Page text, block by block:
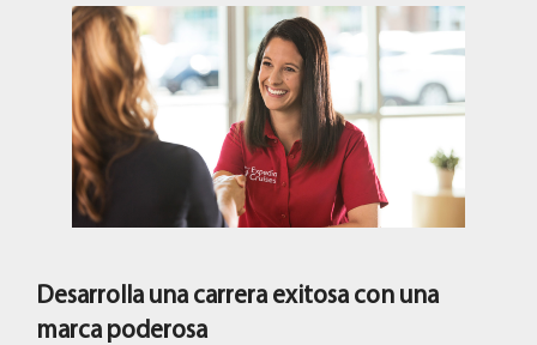
Desarrolla una carrera exitosa con una
marca poderosa